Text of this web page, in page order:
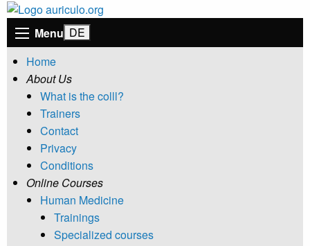
Menu
Home
About Us
What is the colll?
Trainers
Contact
Privacy
Conditions
Online Courses
Human Medicine
Trainings
Specialized courses